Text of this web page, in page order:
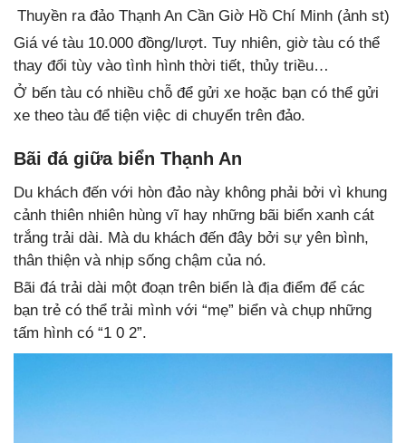
Thuyền ra đảo Thạnh An Cần Giờ Hồ Chí Minh (ảnh st)
Giá vé tàu 10.000 đồng/lượt. Tuy nhiên, giờ tàu có thể
thay đổi tùy vào tình hình thời tiết, thủy triều…
Ở bến tàu có nhiều chỗ để gửi xe hoặc bạn có thể gửi
xe theo tàu để tiện việc di chuyển trên đảo.
Bãi đá giữa biển Thạnh An
Du khách đến với hòn đảo này không phải bởi vì khung
cảnh thiên nhiên hùng vĩ hay những bãi biển xanh cát
trắng trải dài. Mà du khách đến đây bởi sự yên bình,
thân thiện và nhịp sống chậm của nó.
Bãi đá trải dài một đoạn trên biển là địa điểm để các
bạn trẻ có thể trải mình với “mẹ” biển và chụp những
tấm hình có “1 0 2”.